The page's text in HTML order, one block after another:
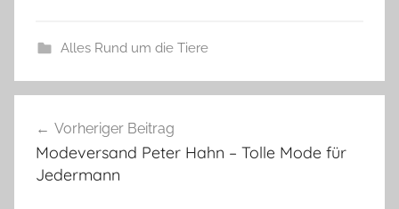
Alles Rund um die Tiere
Vorheriger Beitrag
Modeversand Peter Hahn – Tolle Mode für
Jedermann